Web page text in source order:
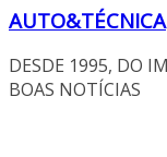
AUTO&TÉCNICA
DESDE 1995, DO
BOAS NOTÍCIAS